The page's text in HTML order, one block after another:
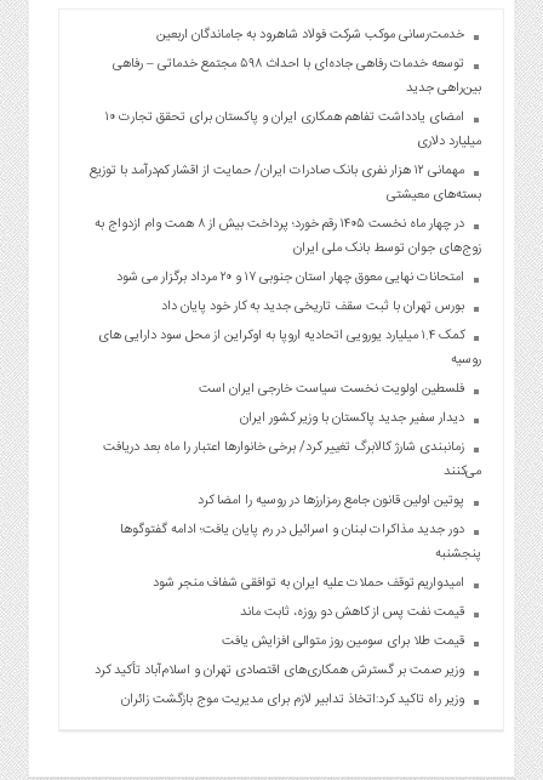
خدمت‌رسانی موکب شرکت فولاد شاهرود به جاماندگان اربعین
توسعه خدمات رفاهی جاده‌ای با احداث ۵۹۸ مجتمع خدماتی – رفاهی
بین‌راهی جدید
امضای یادداشت تفاهم همکاری ایران و پاکستان برای تحقق تجارت ۱۰
میلیارد دلاری
مهمانی ۱۲ هزار نفری بانک صادرات ایران/ حمایت از اقشار کم‌درآمد با توزیع
بسته‌های معیشتی
در چهار ماه نخست ۱۴۰۵ رقم خورد؛ پرداخت بیش از ۸ همت وام ازدواج به
زوج‌های جوان توسط بانک ملی ایران
امتحانات نهایی معوق چهار استان جنوبی ۱۷ و ۲۰ مرداد برگزار می شود
بورس تهران با ثبت سقف تاریخی جدید به کار خود پایان داد
کمک ۱.۴ میلیارد یورویی اتحادیه اروپا به اوکراین از محل سود دارایی های
روسیه
فلسطین اولویت نخست سیاست خارجی ایران است
دیدار سفیر جدید پاکستان با وزیر کشور ایران
زمانبندی شارژ کالابرگ تغییر کرد/ برخی خانوارها اعتبار را ماه بعد دریافت
می‌کنند
پوتین اولین قانون جامع رمزارزها در روسیه را امضا کرد
دور جدید مذاکرات لبنان و اسرائیل در رم پایان یافت؛ ادامه گفتوگوها
پنجشنبه
امیدواریم توقف حملات علیه ایران به توافقی شفاف منجر شود
قیمت نفت پس از کاهش دو روزه، ثابت ماند
قیمت طلا برای سومین روز متوالی افزایش یافت
وزیر صمت بر گسترش همکاری‌های اقتصادی تهران و اسلام‌آباد تأکید کرد
وزیر راه تاکید کرد:اتخاذ تدابیر لازم برای مدیریت موج بازگشت زائران